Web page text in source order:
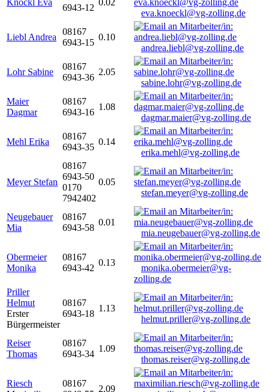
Knöckl Eva
6943-12
0.02
eva.knoeckl@vg-zolling.de
Liebl Andrea
08167
6943-15
0.10
andrea.liebl@vg-zolling.de
Lohr Sabine
08167
6943-36
2.05
sabine.lohr@vg-zolling.de
Maier
Dagmar
08167
6943-16
1.08
dagmar.maier@vg-zolling.de
Mehl Erika
08167
6943-35
0.14
erika.mehl@vg-zolling.de
Meyer Stefan
08167
6943-50
0170
7942402
0.05
stefan.meyer@vg-zolling.de
Neugebauer
Mia
08167
6943-58
0.01
mia.neugebauer@vg-zolling.de
Obermeier
Monika
08167
6943-42
0.13
monika.obermeier@vg-
zolling.de
Priller
Helmut
Erster
Bürgermeister
08167
6943-18
1.13
helmut.priller@vg-zolling.de
Reiser
Thomas
08167
6943-34
1.09
thomas.reiser@vg-zolling.de
Riesch
08167
2.09